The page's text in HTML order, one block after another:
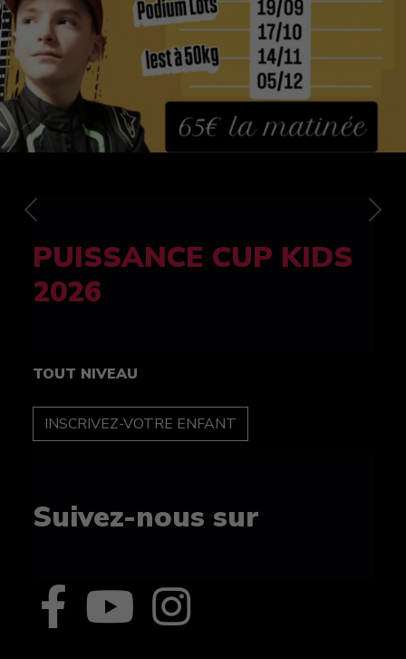
FELINE CUP 100%
féminine
TOUT NIVEAU
INSCRIPTION
Suivez-nous sur
Previous Next